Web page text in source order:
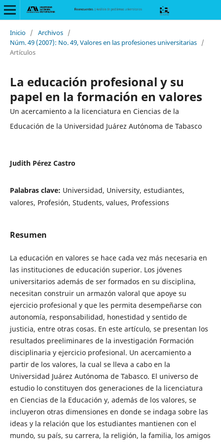
Inicio / Archivos /
Núm. 49 (2007): No. 49, Valores en las profesiones universitarias /
Artículos
La educación profesional y su
papel en la formación en valores
Un acercamiento a la licenciatura en Ciencias de la
Educación de la Universidad Juárez Autónoma de Tabasco
Judith Pérez Castro
Palabras clave: Universidad, University, estudiantes,
valores, Profesión, Students, values, Professions
Resumen
La educación en valores se hace cada vez más necesaria en
las instituciones de educación superior. Los jóvenes
universitarios además de ser formados en su disciplina,
necesitan construir un armazón valoral que apoye su
ejercicio profesional y que les permita desempeñarse con
autonomía, responsabilidad, honestidad y sentido de
justicia, entre otras cosas. En este artículo, se presentan los
resultados preeliminares de la investigación Formación
disciplinaria y ejercicio profesional. Un acercamiento a
partir de los valores, la cual se lleva a cabo en la
Universidad Juárez Autónoma de Tabasco. El universo de
estudio lo constituyen dos generaciones de la licenciatura
en Ciencias de la Educación y, además de los valores, se
incluyeron otras dimensiones en donde se indaga sobre las
ideas y la relación que los estudiantes mantienen con el
mundo, su país, su carrera, la religión, la familia, los amigos